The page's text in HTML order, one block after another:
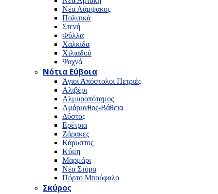
Νέα Λάμψακος
Πολιτικά
Στενή
Φύλλα
Χαλκίδα
Χιλιαδού
Ψαχνά
Νότια Εύβοια
Άγιοι Απόστολοι Πετριές
Αλιβέρι
Αλμυροπόταμος
Αμάρυνθος-Βάθεια
Δύστος
Ερέτρια
Ζάρακες
Κάρυστος
Κύμη
Μαρμάρι
Νέα Στύρα
Πόρτο Μπούφαλο
Σκύρος